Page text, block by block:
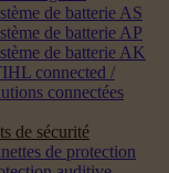
de batterie AS
de batterie AP
de batterie AK
connected /
connectées
de sécurité
de protection